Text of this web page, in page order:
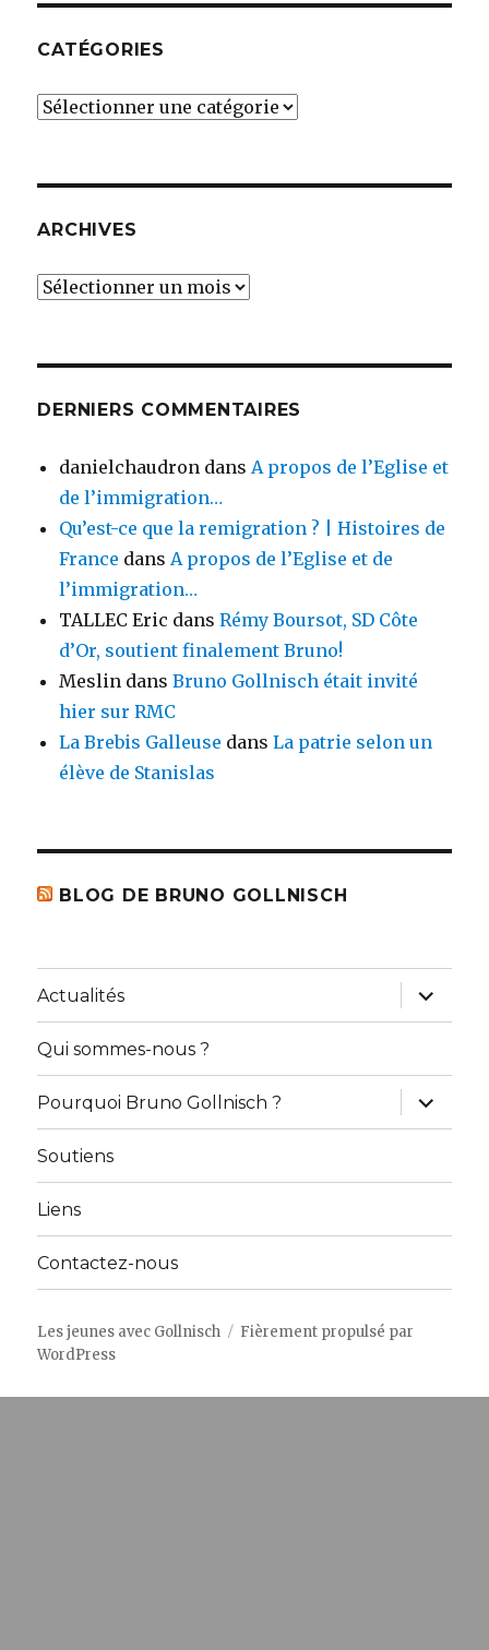
CATÉGORIES
Catégories
ARCHIVES
Archives
DERNIERS COMMENTAIRES
danielchaudron dansA propos de l’Eglise et
de l’immigration…
Qu’est-ce que la remigration ? | Histoires de
France dansA propos de l’Eglise et de
l’immigration…
TALLEC Eric dansRémy Boursot, SD Côte
d’Or, soutient finalement Bruno!
Meslin dansBruno Gollnisch était invité
hier sur RMC
La Brebis Galleuse dansLa patrie selon un
élève de Stanislas
BLOG DE BRUNO GOLLNISCH
Actualités
ouvrir
le
sous-
Qui sommes-nous ?
Pourquoi Bruno Gollnisch ?
ouvrir
le
sous-
Soutiens
Liens
Contactez-nous
Les jeunes avec Gollnisch
Fièrement propulsé par
WordPress